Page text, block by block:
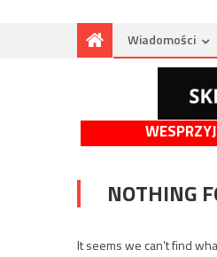
Wiadomości
NOTHING
It seems we can’t find